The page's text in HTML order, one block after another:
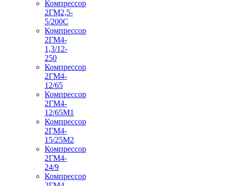
Компрессор
2ГМ2,5-
5/200С
Компрессор
2ГМ4-
1,3/12-
250
Компрессор
2ГМ4-
12/65
Компрессор
2ГМ4-
12/65М1
Компрессор
2ГМ4-
15/25М2
Компрессор
2ГМ4-
24/9
Компрессор